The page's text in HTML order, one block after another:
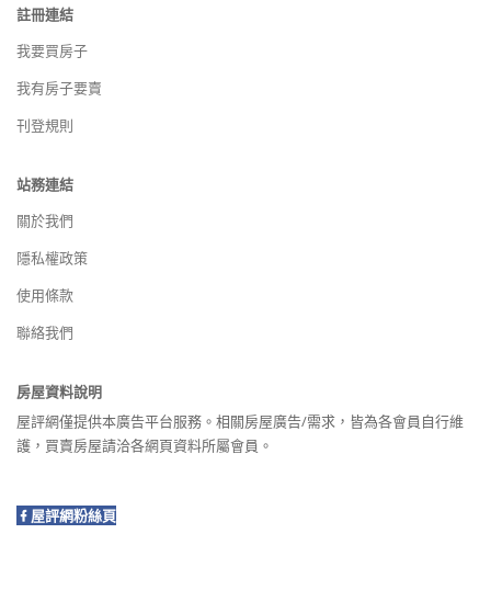
註冊連結
我要買房子
我有房子要賣
刊登規則
站務連結
關於我們
隱私權政策
使用條款
聯絡我們
房屋資料說明
屋評網僅提供本廣告平台服務。相關房屋廣告/需求，皆為各會員自行維
護，買賣房屋請洽各網頁資料所屬會員。
屋評網粉絲頁